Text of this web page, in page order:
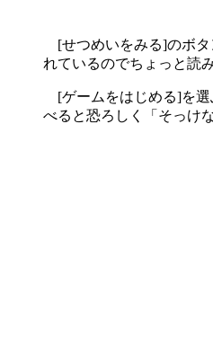
[せつめいをみる]のボタ
れているのでちょっと読
[ゲームをはじめる]を選
べると恐ろしく「そっけ